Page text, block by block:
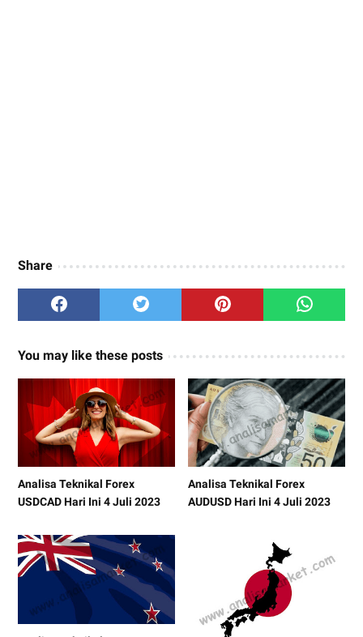
Share
You may like these posts
Analisa Teknikal Forex
USDCAD Hari Ini 4 Juli 2023
Analisa Teknikal Forex
AUDUSD Hari Ini 4 Juli 2023